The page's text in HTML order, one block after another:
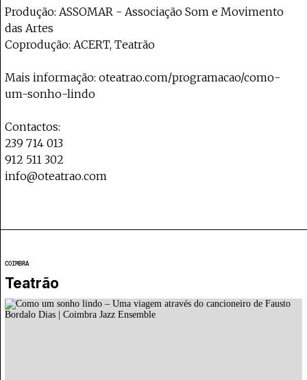
Produção: ASSOMAR - Associação Som e Movimento
das Artes
Coprodução: ACERT, Teatrão
Mais informação: oteatrao.com/programacao/como-
um-sonho-lindo
Contactos:
239 714 013
912 511 302
info@oteatrao.com
COIMBRA
Teatrão